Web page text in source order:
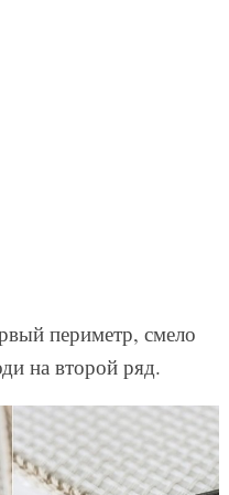
периметр, смело
на второй ряд.